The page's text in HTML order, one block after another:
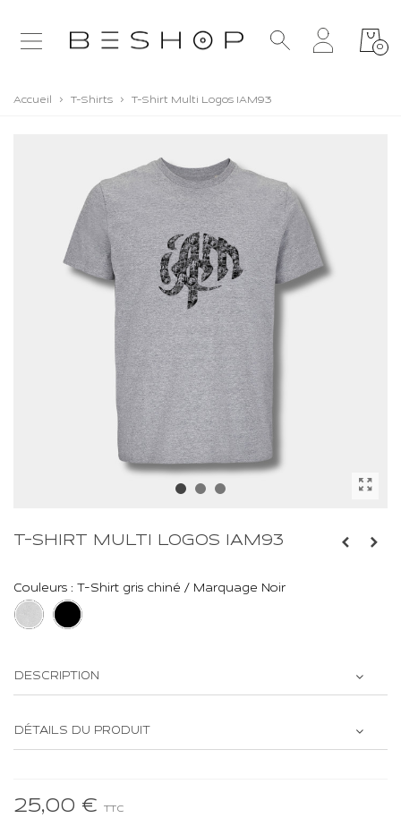
0
Accueil > T-Shirts > T-Shirt Multi Logos IAM93
T-SHIRT MULTI LOGOS IAM93
Couleurs : T-Shirt gris chiné / Marquage Noir
DESCRIPTION
DÉTAILS DU PRODUIT
25,00 € TTC